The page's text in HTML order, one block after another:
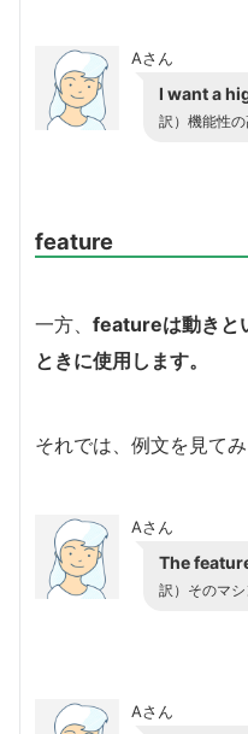
Aさん
I want a
訳）機能性の
feature
一方、 featureは動きと
ときに使用します。
それでは、例文を見てみ
Aさん
The
訳）そのマシ
Aさん